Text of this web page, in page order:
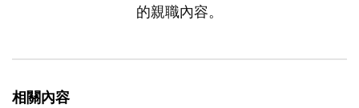
的親職內容。
相關內容